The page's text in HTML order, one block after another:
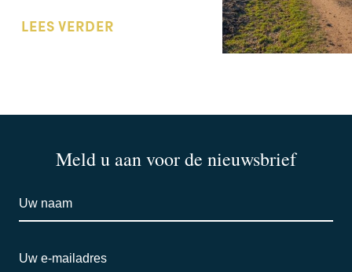
LEES VERDER
Meld u aan voor de nieuwsbrief